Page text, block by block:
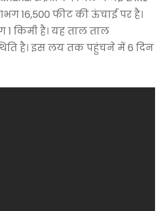
16,500 फीट की ऊंचाई पर है।
1 किमी है। यह ताल ताल
है। इस लय तक पहुंचने में 6 दिन